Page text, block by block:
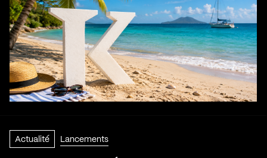
Actualité Lancements